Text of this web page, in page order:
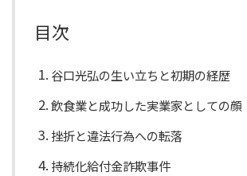
目次
谷口光弘の生い立ちと初期の経歴
飲食業と成功した実業家としての顔
挫折と違法行為への転落
持続化給付金詐欺事件